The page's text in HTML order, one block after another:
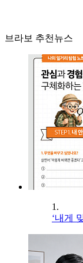
브라보 추천뉴스
1.
‘내게